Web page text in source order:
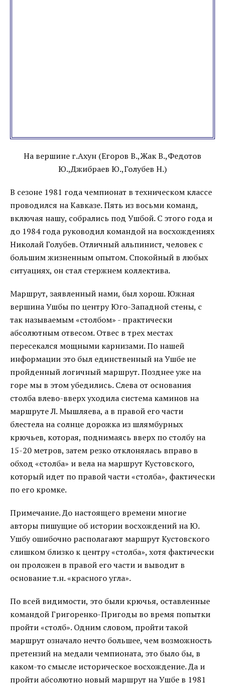
На вершине г.Ахун (Егоров В.,Жак В.,Федотов
Ю.,Джибраев Ю.,Голубев Н.)
В сезоне 1981 года чемпионат в техническом классе
проводился на Кавказе. Пять из восьми команд,
включая нашу, собрались под Ушбой. С этого года и
до 1984 года руководил командой на восхождениях
Николай Голубев. Отличный альпинист, человек с
большим жизненным опытом. Спокойный в любых
ситуациях, он стал стержнем коллектива.
Маршрут, заявленный нами, был хорош. Южная
вершина Ушбы по центру Юго-Западной стены, с
так называемым «столбом» - практически
абсолютным отвесом. Отвес в трех местах
пересекался мощными карнизами. По нашей
информации это был единственный на Ушбе не
пройденный логичный маршрут. Позднее уже на
горе мы в этом убедились. Слева от основания
столба влево-вверх уходила система каминов на
маршруте Л. Мышляева, а в правой его части
блестела на солнце дорожка из шлямбурных
крючьев, которая, поднимаясь вверх по столбу на
15-20 метров, затем резко отклонялась вправо в
обход «столба» и вела на маршрут Кустовского,
который идет по правой части «столба», фактически
по его кромке.
Примечание. До настоящего времени многие
авторы пишущие об истории восхождений на Ю.
Ушбу ошибочно располагают маршрут Кустовского
слишком близко к центру «столба», хотя фактически
он проложен в правой его части и выводит в
основание т.н. «красного угла».
По всей видимости, это были крючья, оставленные
командой Григоренко-Пригоды во время попытки
пройти «столб». Одним словом, пройти такой
маршрут означало нечто большее, чем возможность
претензий на медали чемпионата, это было бы, в
каком-то смысле историческое восхождение. Да и
пройти абсолютно новый маршрут на Ушбе в 1981